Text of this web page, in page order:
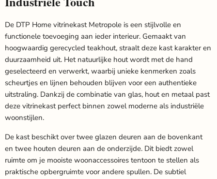
De DTP Home vitrinekast Metropole is een stijlvolle en
functionele toevoeging aan ieder interieur. Gemaakt van
hoogwaardig gerecycled teakhout, straalt deze kast karakter en
duurzaamheid uit. Het natuurlijke hout wordt met de hand
geselecteerd en verwerkt, waarbij unieke kenmerken zoals
scheurtjes en lijnen behouden blijven voor een authentieke
uitstraling. Dankzij de combinatie van glas, hout en metaal past
deze vitrinekast perfect binnen zowel moderne als industriële
woonstijlen.
De kast beschikt over twee glazen deuren aan de bovenkant
en twee houten deuren aan de onderzijde. Dit biedt zowel
ruimte om je mooiste woonaccessoires tentoon te stellen als
praktische opbergruimte voor andere spullen. De subtiel